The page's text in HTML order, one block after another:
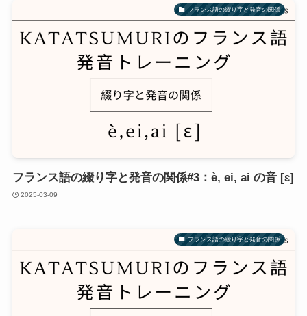
フランス語の綴り字と発音の関係
フランス語の綴り字と発音の関係#3：è, ei, ai の音 [ɛ]
2025-03-09
フランス語の綴り字と発音の関係